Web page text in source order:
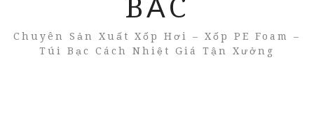
BẮC
Chuyên Sản Xuất Xốp Hơi – Xốp PE Foam –
Túi Bạc Cách Nhiệt Giá Tận Xưởng